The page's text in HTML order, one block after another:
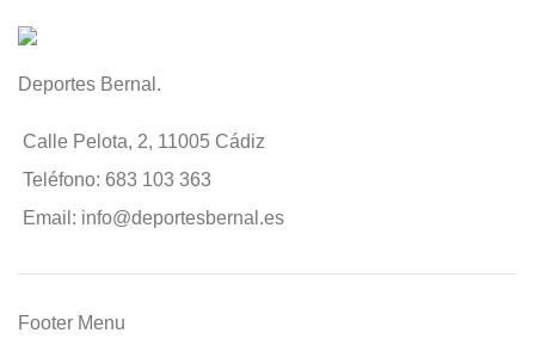
Deportes Bernal.
Calle Pelota, 2, 11005 Cádiz
Teléfono: 683 103 363
Email: info@deportesbernal.es
Footer Menu